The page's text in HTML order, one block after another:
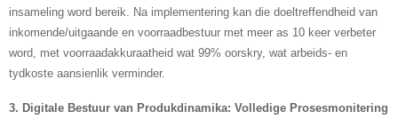
insameling word bereik. Na implementering kan die doeltreffendheid van
inkomende/uitgaande en voorraadbestuur met meer as 10 keer verbeter
word, met voorraadakkuraatheid wat 99% oorskry, wat arbeids- en
tydkoste aansienlik verminder.
3. Digitale Bestuur van Produkdinamika: Volledige Prosesmonitering